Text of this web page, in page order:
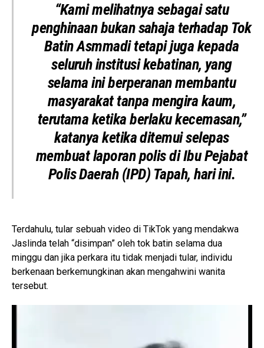
“Kami melihatnya sebagai satu
penghinaan bukan sahaja terhadap Tok
Batin Asmmadi tetapi juga kepada
seluruh institusi kebatinan, yang
selama ini berperanan membantu
masyarakat tanpa mengira kaum,
terutama ketika berlaku kecemasan,”
katanya ketika ditemui selepas
membuat laporan polis di Ibu Pejabat
Polis Daerah (IPD) Tapah, hari ini.
Terdahulu, tular sebuah video di TikTok yang mendakwa
Jaslinda telah “disimpan” oleh tok batin selama dua
minggu dan jika perkara itu tidak menjadi tular, individu
berkenaan berkemungkinan akan mengahwini wanita
tersebut.